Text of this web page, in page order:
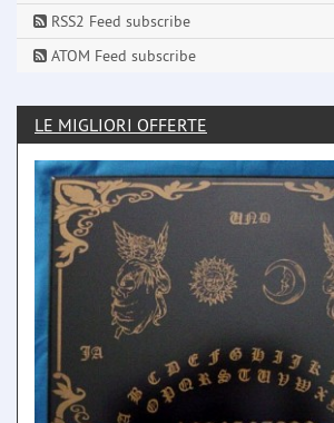
RSS2 Feed subscribe
ATOM Feed subscribe
LE MIGLIORI OFFERTE